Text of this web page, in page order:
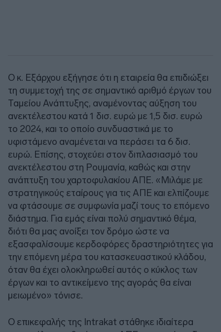
Ο κ. Εξάρχου εξήγησε ότι η εταιρεία θα επιδιώξει
τη συμμετοχή της σε σημαντικό αριθμό έργων του
Ταμείου Ανάπτυξης, αναμένοντας αύξηση του
ανεκτέλεστου κατά 1 δισ. ευρώ με 1,5 δισ. ευρώ
το 2024, και το οποίο συνδυαστικά με το
υφιστάμενο αναμένεται να περάσει τα 6 δισ.
ευρώ. Επίσης, στοχεύει στον διπλασιασμό του
ανεκτέλεστου στη Ρουμανία, καθώς και στην
ανάπτυξη του χαρτοφυλακίου ΑΠΕ. «Μιλάμε με
στρατηγικούς εταίρους για τις ΑΠΕ και ελπίζουμε
να φτάσουμε σε συμφωνία μαζί τους το επόμενο
διάστημα. Για εμάς είναι πολύ σημαντικό θέμα,
διότι θα μας ανοίξει τον δρόμο ώστε να
εξασφαλίσουμε κερδοφόρες δραστηριότητες για
την επόμενη μέρα του κατασκευαστικού κλάδου,
όταν θα έχει ολοκληρωθεί αυτός ο κύκλος των
έργων και το αντικείμενο της αγοράς θα είναι
μειωμένο» τόνισε.
Ο επικεφαλής της Intrakat στάθηκε ιδιαίτερα